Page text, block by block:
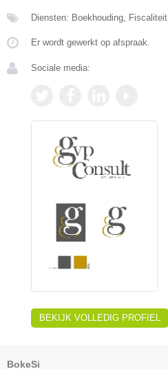
Diensten: Boekhouding,
Er wordt gewerkt op afspraak.
Sociale media:
BEKIJK VOLLEDIG PROFIEL
BokeSi